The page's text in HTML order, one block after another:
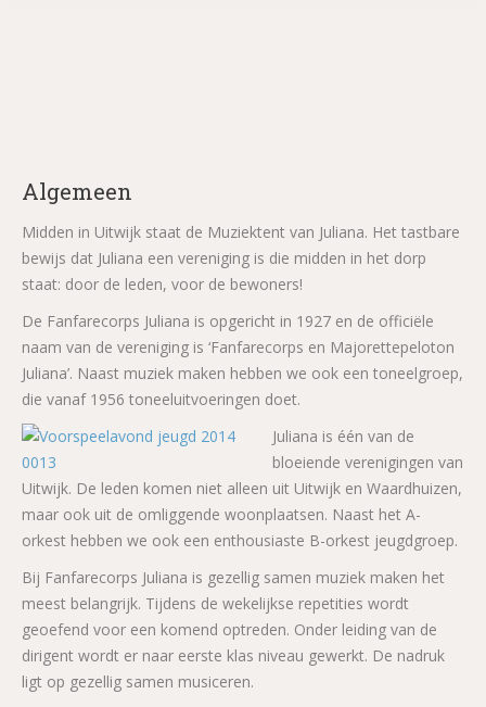
Algemeen
Midden in Uitwijk staat de Muziektent van Juliana. Het tastbare
bewijs dat Juliana een vereniging is die midden in het dorp
staat: door de leden, voor de bewoners!
De Fanfarecorps Juliana is opgericht in 1927 en de officiële
naam van de vereniging is ‘Fanfarecorps en Majorettepeloton
Juliana’. Naast muziek maken hebben we ook een toneelgroep,
die vanaf 1956 toneeluitvoeringen doet.
Juliana is één van de
bloeiende verenigingen van
Uitwijk. De leden komen niet alleen uit Uitwijk en Waardhuizen,
maar ook uit de omliggende woonplaatsen. Naast het A-
orkest hebben we ook een enthousiaste B-orkest jeugdgroep.
Bij Fanfarecorps Juliana is gezellig samen muziek maken het
meest belangrijk. Tijdens de wekelijkse repetities wordt
geoefend voor een komend optreden. Onder leiding van de
dirigent wordt er naar eerste klas niveau gewerkt. De nadruk
ligt op gezellig samen musiceren.